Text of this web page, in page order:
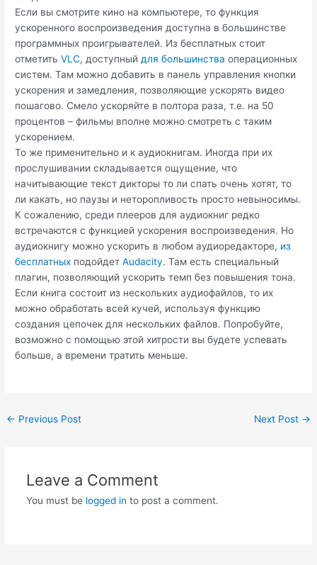
Если вы смотрите кино на компьютере, то функция
ускоренного воспроизведения доступна в большинстве
программных проигрывателей. Из бесплатных стоит
отметитьVLC, доступный для большинства операционных
систем. Там можно добавить в панель управления кнопки
ускорения и замедления, позволяющие ускорять видео
пошагово. Смело ускоряйте в полтора раза, т.е. на 50
процентов – фильмы вполне можно смотреть с таким
ускорением.
То же применительно и к аудиокнигам. Иногда при их
прослушивании складывается ощущение, что
начитывающие текст дикторы то ли спать очень хотят, то
ли какать, но паузы и неторопливость просто невыносимы.
К сожалению, среди плееров для аудиокниг редко
встречаются с функцией ускорения воспроизведения. Но
аудиокнигу можно ускорить в любом аудиоредакторе, из
бесплатных подойдетAudacity. Там есть специальный
плагин, позволяющий ускорить темп без повышения тона.
Если книга состоит из нескольких аудиофайлов, то их
можно обработать всей кучей, используя функцию
создания цепочек для нескольких файлов. Попробуйте,
возможно с помощью этой хитрости вы будете успевать
больше, а времени тратить меньше.
Post
← Previous Post Next Post →
Leave a Comment
You must be logged in to post a comment.